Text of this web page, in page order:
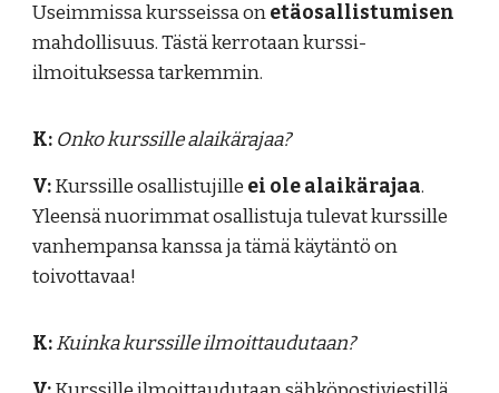
Useimmissa kursseissa onetäosallistumisen
mahdollisuus. Tästä kerrotaan kurssi-
ilmoituksessa tarkemmin.
K: Onko kurssille alaikärajaa?
V:Kurssille osallistujille ei ole alaikärajaa.
Yleensä nuorimmat osallistuja tulevat kurssille
vanhempansa kanssa ja tämä käytäntö on
toivottavaa!
K:Kuinka kurssille ilmoittaudutaan?